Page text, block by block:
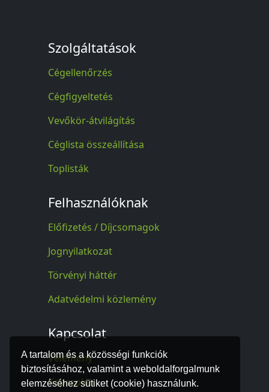
A tartalom és a közösségi funkciók
biztosításához, valamint a weboldalforgalmunk
elemzéséhez sütiket (cookie) használunk.
Szolgáltatások
Cégellenőrzés
Cégfigyeltetés
Vevőkör-átvilágítás
Céglista összeállítása
Toplisták
Felhasználóknak
Előfizetés / Díjcsomagok
Jognyilatkozat
Törvényi háttér
Adatvédelmi közlemény
Kapcsolat
Vélemény
Kapcsolat